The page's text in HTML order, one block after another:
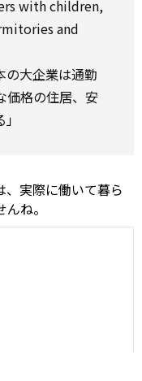
withchildren,
and
の大企業は通勤
価格の住居、安
、実際に働いて暮ら
ね。